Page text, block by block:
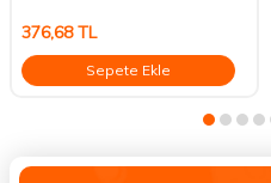
376,68TL
Sepete Ekle